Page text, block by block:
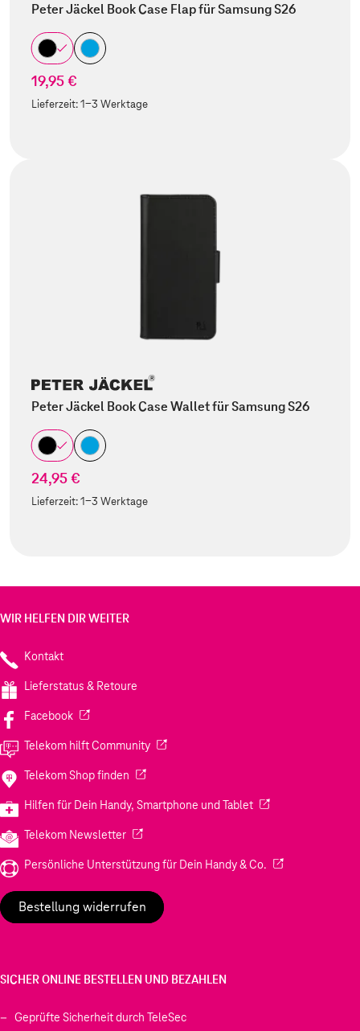
Peter Jäckel Book Case Flap für Samsung S26
19,95 €
Lieferzeit:1-3 Werktage
Peter Jäckel Book Case Wallet für Samsung S26
24,95 €
Lieferzeit:1-3 Werktage
WIR HELFEN DIR WEITER
Kontakt
Lieferstatus & Retoure
Facebook(Wird in einem neuen Tab geöffnet)
Telekom hilft Community(Wird in einem neuen Tab geöffnet)
Telekom Shop finden (Wird in einem neuen Tab geöffnet)
Hilfen für Dein Handy, Smartphone und Tablet(Wird in einem
Telekom Newsletter(Wird in einem neuen Tab geöffnet)
Persönliche Unterstützung für Dein Handy & Co. (Wird in einem
Bestellung widerrufen
SICHER ONLINE BESTELLEN UND BEZAHLEN
Geprüfte Sicherheit durch TeleSec